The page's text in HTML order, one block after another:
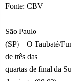
Fonte: CBV
São Paulo
(SP) – O Taubaté/
de três das
quartas de final da